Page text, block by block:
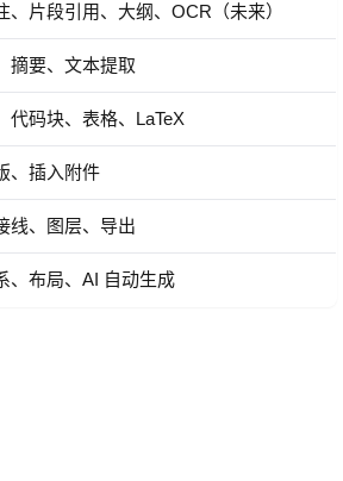
、片段引用、大纲、OCR（未来）
摘要、文本提取
代码块、表格、LaTeX
、插入附件
线、图层、导出
、布局、AI 自动生成